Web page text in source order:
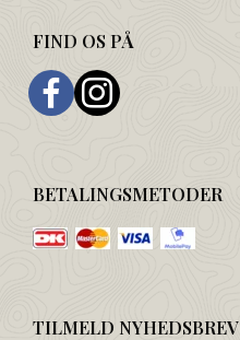
FIND OS PÅ
BETALINGSMETODER
TILMELD NYHEDSBREV